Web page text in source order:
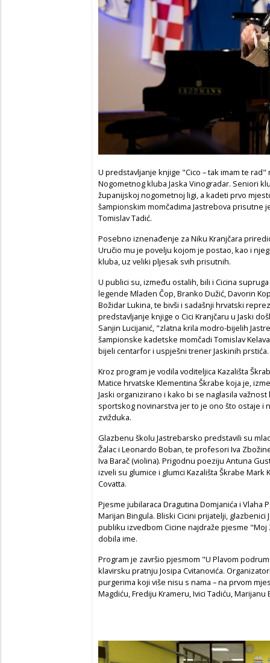
U predstavljanje knjige "Cico – tak imam te
Nogometnog kluba Jaska Vinogradar. Seniori
županijskoj nogometnoj ligi, a kadeti prvo
šampionskim momčadima Jastrebova
Tomislav Tadić.
Posebno iznenađenje za Niku Kranjčara
Uručio mu je povelju kojom je postao, kao i
kluba, uz veliki pljesak svih prisutnih.
U publici su, između ostalih, bili i Cicina
legende Mladen Čop, Branko Dužić, Davorin
Božidar Lukina, te bivši i sadašnji hrvatski
predstavljanje knjige o Cici Kranjčaru u Jaski
Sanjin Lucijanić, "zlatna krila modro-bijelih
šampionske kadetske momčadi Tomislav
bijeli centarfor i uspješni trener Jaskinih prstića.
Kroz program je vodila voditeljica Kazališta
Matice hrvatske Klementina Škrabe koja je,
Jaski organizirano i kako bi se naglasila
sportskog novinarstva jer to je ono što ostaje i
zvižduka.
Glazbenu školu Jastrebarsko predstavili su
Žalac i Leonardo Boban, te profesori Iva
Iva Barač (violina). Prigodnu poeziju Antuna
izveli su glumice i glumci Kazališta Škrabe Mark
Covatta.
Pjesme jubilaraca Dragutina Domjanića i Vlaha
Marijan Bingula. Bliski Cicini prijatelji,
publiku izvedbom Cicine najdraže pjesme
dobila ime.
Program je završio pjesmom "U Plavom
klavirsku pratnju Josipa Cvitanovića.
purgerima koji više nisu s nama – na prvom
Magdiću, Frediju Krameru, Ivici Tadiću,